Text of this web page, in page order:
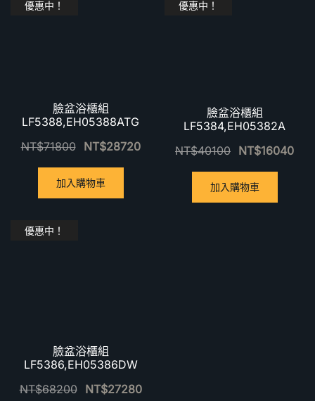
優惠中！
臉盆浴櫃組
LF5388,EH05388ATG
NT$71800 NT$28720
加入購物車
優惠中！
臉盆浴櫃組
LF5384,EH05382A
NT$40100 NT$16040
加入購物車
優惠中！
臉盆浴櫃組
LF5386,EH05386DW
NT$68200 NT$27280